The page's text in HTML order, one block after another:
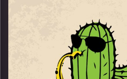
בזמן הקרוב – שמענו
החדש
שלגיא מינטוס
:להקת "שלוש"
(
), יעלה בלין ,יותם